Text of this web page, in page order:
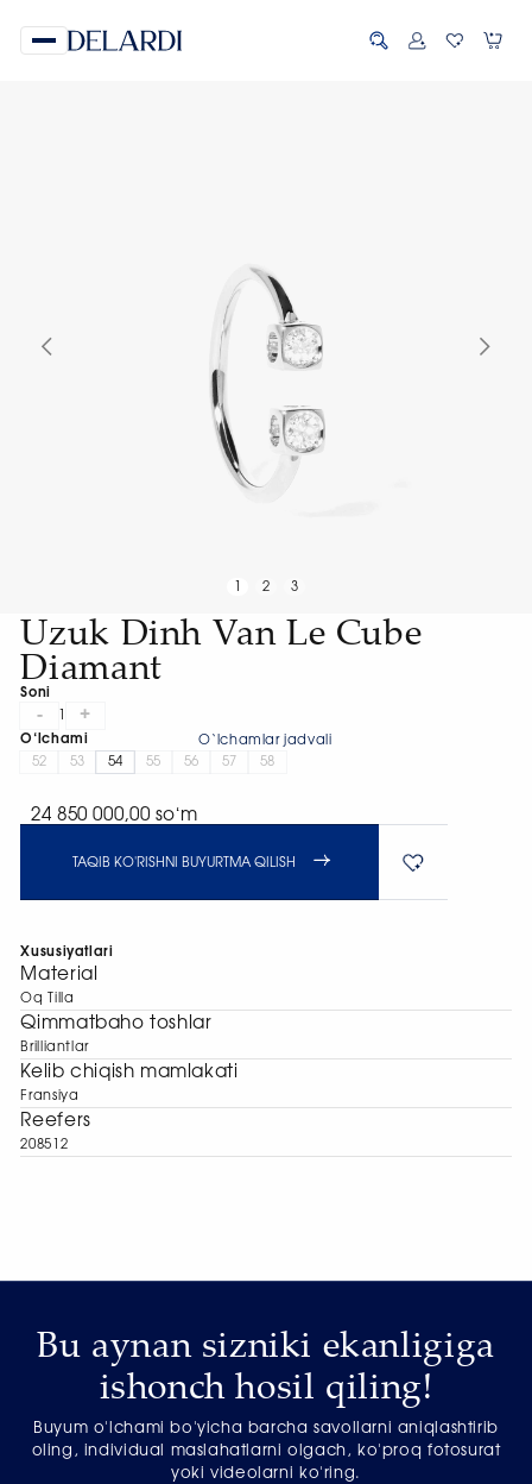
2 3
Uzuk Dinh Van Le Cube
Diamant
Soni
- +
O‘lchami
O‘lchamlar jadvali
52
53 54 55 56 57 58
24 850 000,00 soʻm
TAQIB KO'RISHNI BUYURTMA QILISH
Xususiyatlari
Material
Oq Tilla
Qimmatbaho toshlar
Brilliantlar
Kelib chiqish mamlakati
Fransiya
Reefers
208512
Bu aynan sizniki ekanligiga
ishonch hosil qiling!
Buyum o'lchami bo'yicha barcha savollarni aniqlashtirib
oling, individual maslahatlarni olgach, ko'proq fotosurat
yoki videolarni ko'ring.